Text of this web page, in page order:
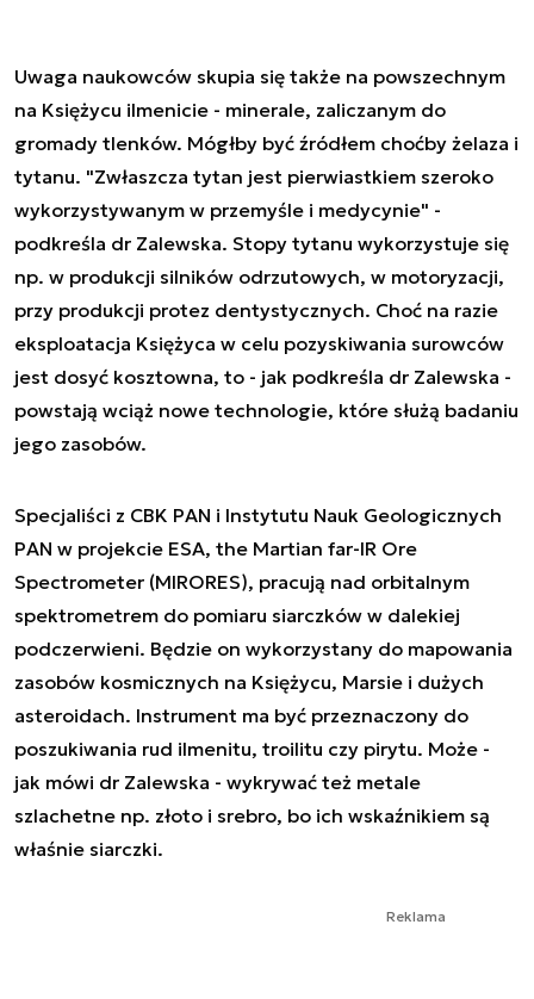
Uwaga naukowców skupia się także na powszechnym
na Księżycu ilmenicie - minerale, zaliczanym do
gromady tlenków. Mógłby być źródłem choćby żelaza i
tytanu. "Zwłaszcza tytan jest pierwiastkiem szeroko
wykorzystywanym w przemyśle i medycynie" -
podkreśla dr Zalewska. Stopy tytanu wykorzystuje się
np. w produkcji silników odrzutowych, w motoryzacji,
przy produkcji protez dentystycznych. Choć na razie
eksploatacja Księżyca w celu pozyskiwania surowców
jest dosyć kosztowna, to - jak podkreśla dr Zalewska -
powstają wciąż nowe technologie, które służą badaniu
jego zasobów.
Specjaliści z CBK PAN i Instytutu Nauk Geologicznych
PAN w projekcie ESA, the Martian far-IR Ore
Spectrometer (MIRORES), pracują nad orbitalnym
spektrometrem do pomiaru siarczków w dalekiej
podczerwieni. Będzie on wykorzystany do mapowania
zasobów kosmicznych na Księżycu, Marsie i dużych
asteroidach. Instrument ma być przeznaczony do
poszukiwania rud ilmenitu, troilitu czy pirytu. Może -
jak mówi dr Zalewska - wykrywać też metale
szlachetne np. złoto i srebro, bo ich wskaźnikiem są
właśnie siarczki.
Reklama